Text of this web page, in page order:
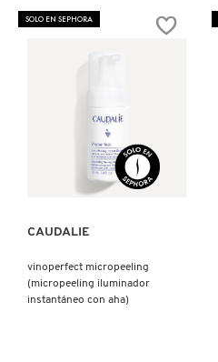
TONYMOLY
TRULY BEAUTY
SOLO EN SEPHORA
Ver más
CAUDALIE
vinoperfect micropeeling
(micropeeling iluminador
instantáneo con aha)